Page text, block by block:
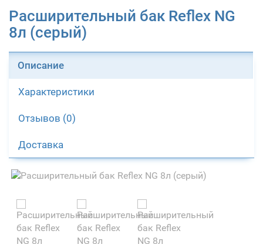
Расширительный бак Reflex NG
8л (серый)
Описание
Характеристики
Отзывов (0)
Доставка